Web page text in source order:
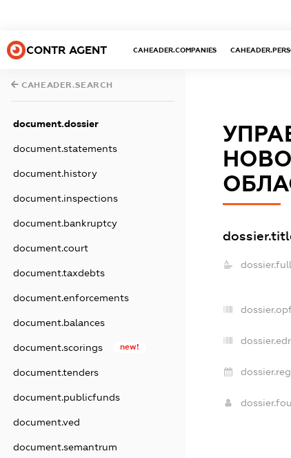
CONTR AGENT CAHEADER.COMPANIES
CAHEADER.SEARCH
document.dossier
document.statements
document.history
document.inspections
document.bankruptcy
document.court
document.taxdebts
document.enforcements
document.balances
document.scorings new!
document.tenders
document.publicfunds
document.ved
document.semantrum